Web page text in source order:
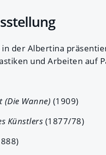
der Albertina
und Arbeiten auf
(Die Wanne) (1909)
Künstlers (1877/78)